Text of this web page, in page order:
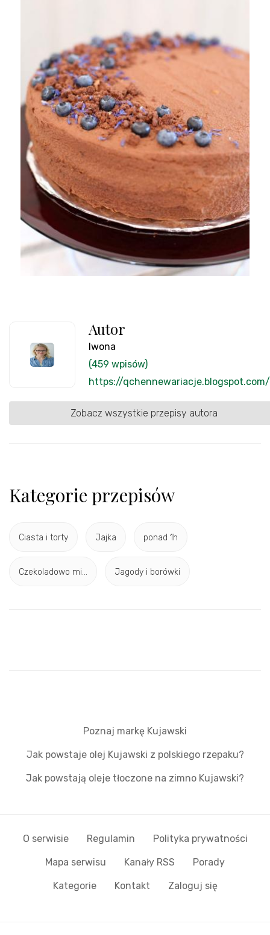
Autor
Iwona
(459 wpisów)
https://qchennewariacje.blogspot.com/
Zobacz wszystkie przepisy autora
Kategorie przepisów
Ciasta i torty Jajka ponad 1h
Czekoladowo mi... Jagody i borówki
Poznaj markę Kujawski
Jak powstaje olej Kujawski z polskiego rzepaku?
Jak powstają oleje tłoczone na zimno Kujawski?
O serwisie Regulamin Polityka prywatności
Mapa serwisu Kanały RSS Porady
Kategorie Kontakt Zaloguj się